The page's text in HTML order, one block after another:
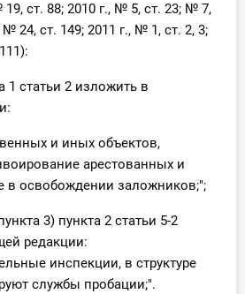
ст. 88; 2010 г., № 5, ст. 23; № 7,
24, ст. 149; 2011 г., № 1, ст. 2, 3;
1 статьи 2 изложить в
и иных объектов,
арестованных и
в освобождении заложников;";
3) пункта 2 статьи 5-2
редакции:
инспекции, в структуре
службы пробации;".